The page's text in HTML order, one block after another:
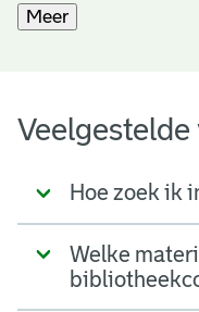
Meer
Veelgestelde
Hoe zoek ik
Welke